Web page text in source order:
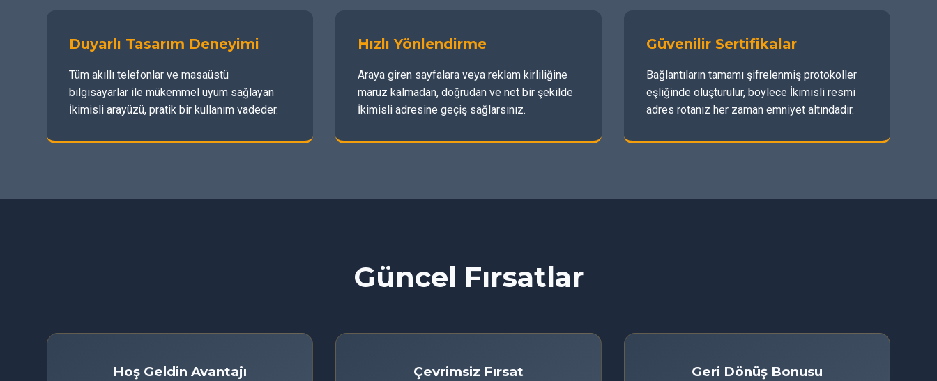
Duyarlı Tasarım Deneyimi
Tüm akıllı telefonlar ve masaüstü
bilgisayarlar ile mükemmel uyum sağlayan
İkimisli arayüzü, pratik bir kullanım vadeder.
Hızlı Yönlendirme
Araya giren sayfalara veya reklam kirliliğine
maruz kalmadan, doğrudan ve net bir şekilde
İkimisli adresine geçiş sağlarsınız.
Güvenilir Sertifikalar
Bağlantıların tamamı şifrelenmiş protokoller
eşliğinde oluşturulur, böylece İkimisli resmi
adres rotanız her zaman emniyet altındadır.
Güncel Fırsatlar
Hoş Geldin Avantajı Çevrimsiz Fırsat Geri Dönüş Bonusu